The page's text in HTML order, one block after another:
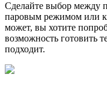
Сделайте выбор между
паровым режимом или
может, вы хотите
возможность готовить
подходит.